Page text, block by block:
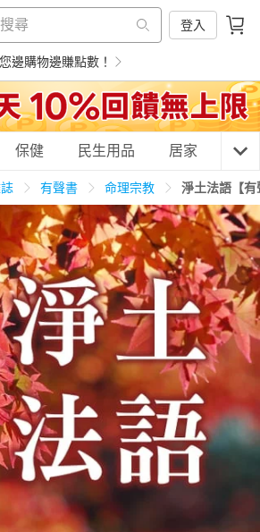
登入
邊購物邊賺點數！
食蛋糕 養生保健 民生用品
家電 運動休閒 親子玩具
男裝 化妝保養 情趣用品
/紙本書
HOT
保健 民生用品 居家 3C
有聲書 命理宗教 淨土法語【有